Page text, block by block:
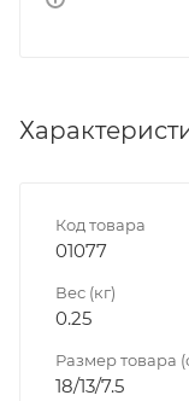
Код товара
01077
Вес (кг)
0.25
Размер товара
18/13/7.5